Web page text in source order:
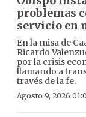
problemas
servicio en
En la misa de
Ricardo
por la crisis
llamando a
través de la fe.
Agosto 9, 2026